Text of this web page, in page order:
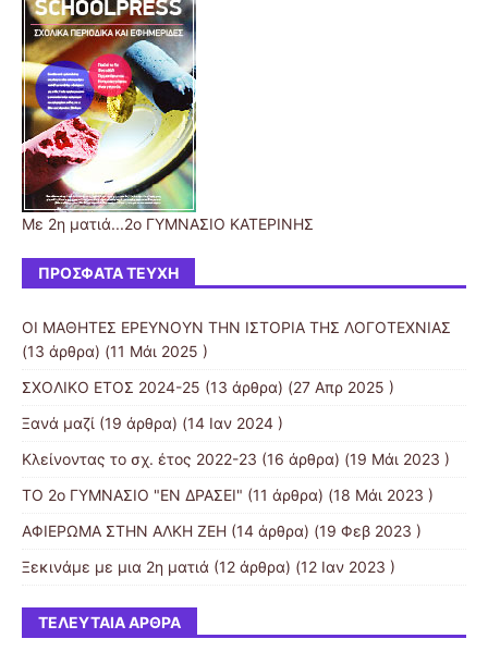
Με 2η ματιά...2ο ΓΥΜΝΑΣΙΟ ΚΑΤΕΡΙΝΗΣ
ΠΡΌΣΦΑΤΑ ΤΕΎΧΗ
ΟΙ ΜΑΘΗΤΕΣ ΕΡΕΥΝΟΥΝ ΤΗΝ ΙΣΤΟΡΙΑ ΤΗΣ ΛΟΓΟΤΕΧΝΙΑΣ
(13 άρθρα) (11 Μάι 2025 )
ΣΧΟΛΙΚΟ ΕΤΟΣ 2024-25 (13 άρθρα) (27 Απρ 2025 )
Ξανά μαζί (19 άρθρα) (14 Ιαν 2024 )
Κλείνοντας το σχ. έτος 2022-23 (16 άρθρα) (19 Μάι 2023 )
ΤΟ 2ο ΓΥΜΝΑΣΙΟ "ΕΝ ΔΡΑΣΕΙ" (11 άρθρα) (18 Μάι 2023 )
ΑΦΙΕΡΩΜΑ ΣΤΗΝ ΑΛΚΗ ΖΕΗ (14 άρθρα) (19 Φεβ 2023 )
Ξεκινάμε με μια 2η ματιά (12 άρθρα) (12 Ιαν 2023 )
ΤΕΛΕΥΤΑΊΑ ΆΡΘΡΑ